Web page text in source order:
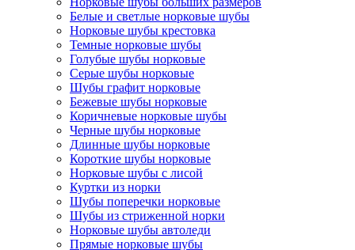
Белые и светлые норковые шубы
Норковые шубы крестовка
Темные норковые шубы
Голубые шубы норковые
Серые шубы норковые
Шубы графит норковые
Бежевые шубы норковые
Коричневые норковые шубы
Черные шубы норковые
Длинные шубы норковые
Короткие шубы норковые
Норковые шубы с лисой
Куртки из норки
Шубы поперечки норковые
Шубы из стриженной норки
Норковые шубы автоледи
Прямые норковые шубы